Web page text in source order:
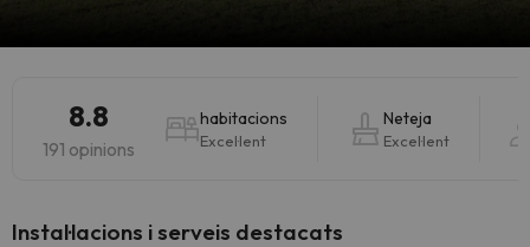
8.8
191 opinions
habitacions
Excel·lent
Neteja
Excel·lent
Instal·lacions i serveis destacats